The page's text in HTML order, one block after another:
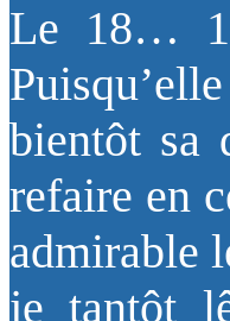
Le 18…
bientôt sa
refaire en
admirable
je tantôt